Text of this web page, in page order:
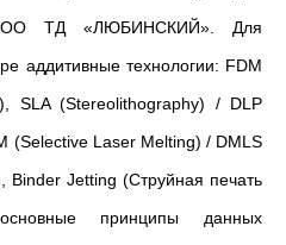
ТД «ЛЮБИНСКИЙ». Для
аддитивные технологии: FDM
SLA (Stereolithography) / DLP
(Selective Laser Melting) / DMLS
Binder Jetting (Струйная печать
принципы данных